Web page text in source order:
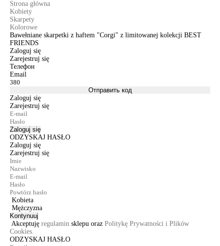
Strona główna
Kobiety
Skarpety
Kolorowe
Bawełniane skarpetki z haftem "Corgi" z limitowanej kolekcji BEST
FRIENDS
Zaloguj się
Zarejestruj się
Телефон
Email
Отправить код
Zaloguj się
Zarejestruj się
Zaloguj się
ODZYSKAJ HASŁO
Zaloguj się
Zarejestruj się
Kobieta
Mężczyzna
Kontynuuj
Akceptuję regulamin sklepu oraz Politykę Prywatności i Plików
Cookies.
ODZYSKAJ HASŁO